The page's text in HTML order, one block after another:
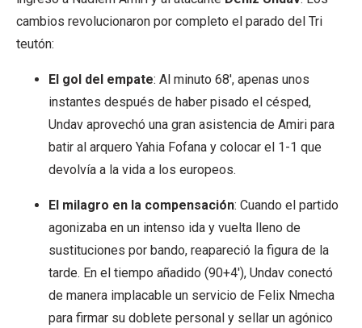
cambios revolucionaron por completo el parado del Tri
teutón:
El gol del empate: Al minuto 68′, apenas unos
instantes después de haber pisado el césped,
Undav aprovechó una gran asistencia de Amiri para
batir al arquero Yahia Fofana y colocar el 1-1 que
devolvía a la vida a los europeos.
El milagro en la compensación: Cuando el partido
agonizaba en un intenso ida y vuelta lleno de
sustituciones por bando, reapareció la figura de la
tarde. En el tiempo añadido (90+4′), Undav conectó
de manera implacable un servicio de Felix Nmecha
para firmar su doblete personal y sellar un agónico